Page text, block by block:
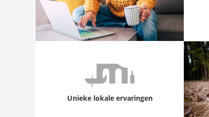
Unieke lokale ervaringen